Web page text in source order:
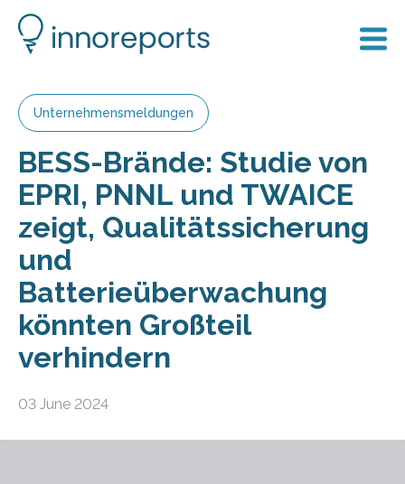
Unternehmensmeldungen
BESS-Brände: Studie von
EPRI, PNNL und TWAICE
zeigt, Qualitätssicherung
und
Batterieüberwachung
könnten Großteil
verhindern
03 June 2024